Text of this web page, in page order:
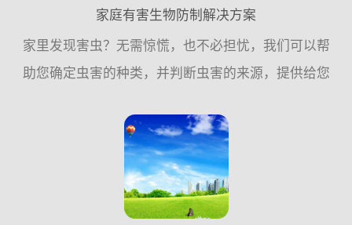
家庭有害生物防制解决方案
家里发现害虫？无需惊慌，也不必担忧，我们可以帮
助您确定虫害的种类，并判断虫害的来源，提供给您
害，交给我们！一、常见的家庭虫害：老鼠、蟑螂、
苍蝇、蚊子是常见...